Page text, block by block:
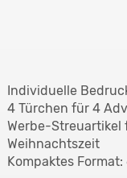
Individuelle
4 Türchen für 4
Werbe-Streuartikel
Weihnachtszeit
Kompaktes Format: